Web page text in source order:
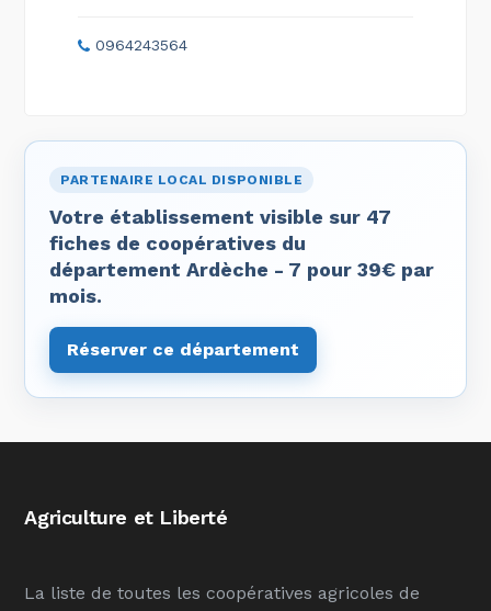
0964243564
PARTENAIRE LOCAL DISPONIBLE
Votre établissement visible sur 47
fiches de coopératives du
département Ardèche - 7 pour 39€ par
mois.
Réserver ce département
Agriculture et Liberté
La liste de toutes les coopératives agricoles de